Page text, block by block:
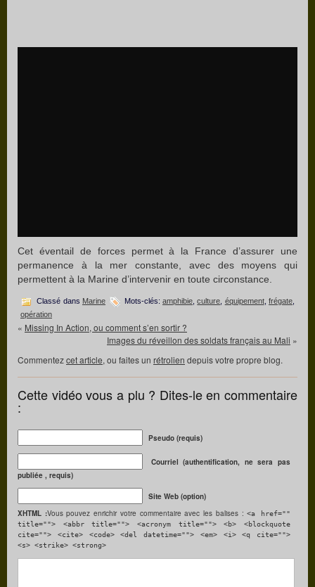
Cet éventail de forces permet à la France d’assurer une
permanence à la mer constante, avec des moyens qui
permettent à la Marine d’intervenir en toute circonstance.
Classé dans Marine Mots-clés:amphibie ,culture équipement,frégate
opération
« Missing In Action, ou comment s’en sortir ?
Images du réveillon des soldats français au Mali »
Commentezcet article, ou faites un rétrolien depuis votre propre blog.
Cette vidéo vous a plu ? Dites-le en commentaire
:
Pseudo (requis)
Courriel (authentification, ne sera pas
publiée , requis)
Site Web (option)
XHTML :Vous pouvez enrichir votre commentaire avec les balises :<a href=""
title=""> <abbr title=""> <acronym title=""> <b> <blockquote
cite=""> <cite> <code> <del datetime=""> <em> <i> <q cite="">
<s> <strike> <strong>